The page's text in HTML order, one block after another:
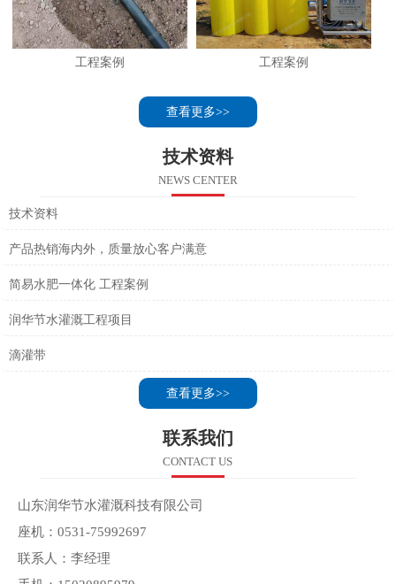
工程案例 工程案例
查看更多>>
技术资料
NEWS CENTER
技术资料
产品热销海内外，质量放心客户满意
简易水肥一体化 工程案例
润华节水灌溉工程项目
滴灌带
查看更多>>
联系我们
CONTACT US
山东润华节水灌溉科技有限公司
座机：0531-75992697
联系人：李经理